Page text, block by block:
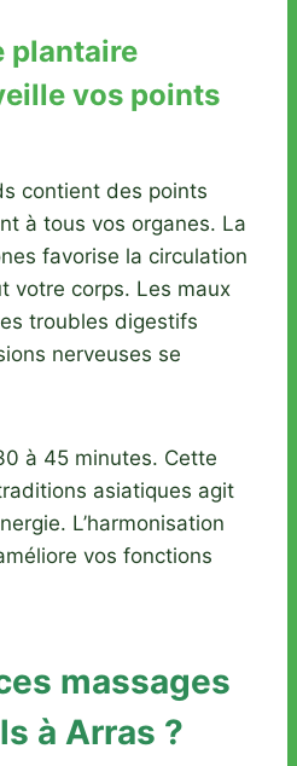
plantaire
vos points
contient des points
à tous vos organes. La
favorise la circulation
votre corps. Les maux
troubles digestifs
nerveuses se
à 45 minutes. Cette
asiatiques agit
L’harmonisation
vos fonctions
massages
à Arras ?